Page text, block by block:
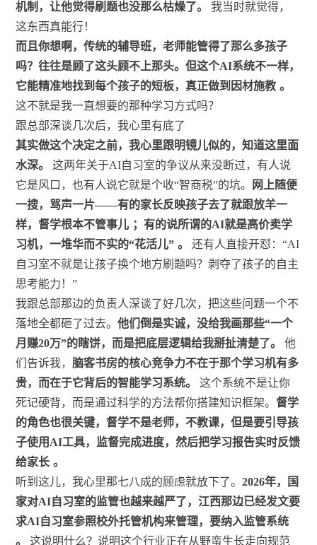
机制，让他觉得刷题也没那么枯燥了。
我当时就觉得，
这东西真能行！
而且你想啊，传统的辅导班，老师能管得了那么多孩子
吗？往往是顾了这头顾不上那头。但这个AI系统不一样，
它能精准地找到每个孩子的短板，真正做到因材施教 。
这不就是我一直想要的那种学习方式吗？
跟总部深谈几次后，我心里有底了
其实做这个决定之前，我心里跟明镜儿似的，知道这里面
水深。
这两年关于AI自习室的争议从来没断过，有人说
它是风口，也有人说它就是个收“智商税”的坑。
网上随便
一搜，骂声一片——有的家长反映孩子去了就跟放羊一
样，督学根本不管事儿 ；有的说所谓的AI就是高价卖学
习机，一堆华而不实的“花活儿” 。
还有人直接开怼：“AI
自习室不就是让孩子换个地方刷题吗？剥夺了孩子的自主
思考能力！”
我跟总部那边的负责人深谈了好几次，把这些问题一个不
落地全都砸了过去。他们倒是实诚，没给我画那些“一个
月赚20万”的瞎饼，而是把底层逻辑给我掰扯清楚了。
他
们告诉我，脑客书房的核心竞争力不在于那个学习机有多
贵，而在于它背后的智能学习系统。
这个系统不是让你
死记硬背，而是通过科学的方法帮你搭建知识框架。 督学
的角色也很关键，督学不是老师，不教课，但是要引导孩
子使用AI工具，监督完成进度，然后把学习报告实时反馈
给家长 。
听到这儿，我心里那七八成的顾虑就放下了。2026年，国
家对AI自习室的监管也越来越严了，江西那边已经发文要
求AI自习室参照校外托管机构来管理，要纳入监管系统
。
这说明什么？说明这个行业正在从野蛮生长走向规范